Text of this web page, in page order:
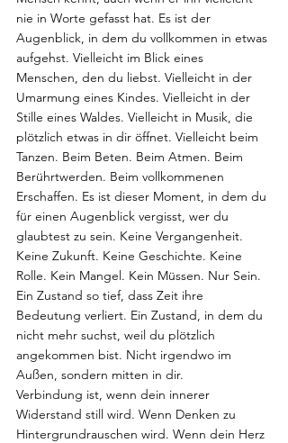
nie in Worte gefasst hat. Es ist der
Augenblick, in dem du vollkommen in etwas
aufgehst. Vielleicht im Blick eines
Menschen, den du liebst. Vielleicht in der
Umarmung eines Kindes. Vielleicht in der
Stille eines Waldes. Vielleicht in Musik, die
plötzlich etwas in dir öffnet. Vielleicht beim
Tanzen. Beim Beten. Beim Atmen. Beim
Berührtwerden. Beim vollkommenen
Erschaffen. Es ist dieser Moment, in dem du
für einen Augenblick vergisst, wer du
glaubtest zu sein. Keine Vergangenheit.
Keine Zukunft. Keine Geschichte. Keine
Rolle. Kein Mangel. Kein Müssen. Nur Sein.
Ein Zustand so tief, dass Zeit ihre
Bedeutung verliert. Ein Zustand, in dem du
nicht mehr suchst, weil du plötzlich
angekommen bist. Nicht irgendwo im
Außen, sondern mitten in dir.
Verbindung ist, wenn dein innerer
Widerstand still wird. Wenn Denken zu
Hintergrundrauschen wird. Wenn dein Herz